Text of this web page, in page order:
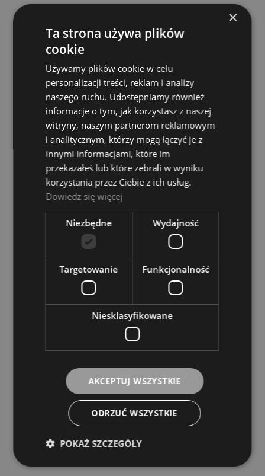
Roland RH 300
Dostępność:
DO KOSZYKA
Yamaha HPH150 Black
Dostępność:
×
Ta strona używa plików
cookie
Używamy plików cookie w celu
personalizacji treści, reklam i analizy
naszego ruchu. Udostępniamy również
informacje o tym, jak korzystasz z naszej
witryny, naszym partnerom reklamowym
i analitycznym, którzy mogą łączyć je z
innymi informacjami, które im
przekazałeś lub które zebrali w wyniku
korzystania przez Ciebie z ich usług.
Dowiedz się więcej
Niezbędne Wydajność
Targetowanie Funkcjonalność
Niesklasyfikowane
AKCEPTUJ WSZYSTKIE
ODRZUĆ WSZYSTKIE
POKAŻ SZCZEGÓŁY